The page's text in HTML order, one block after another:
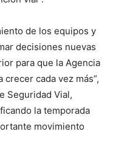
de los equipos y
decisiones nuevas
para que la Agencia
cada vez más”,
Seguridad Vial,
la temporada
movimiento